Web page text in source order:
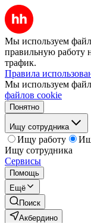
Мы используем
правильную работу
трафик.
Правила
Мы используем
файлов cookie
Понятно
Ищу сотрудника
Ищу работу
Ищу сотрудника
Сервисы
Помощь
Ещё
Поиск
Акбердино